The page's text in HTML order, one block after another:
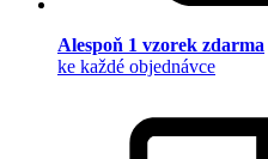
Alespoň 1 vzorek zdarma
ke každé objednávce